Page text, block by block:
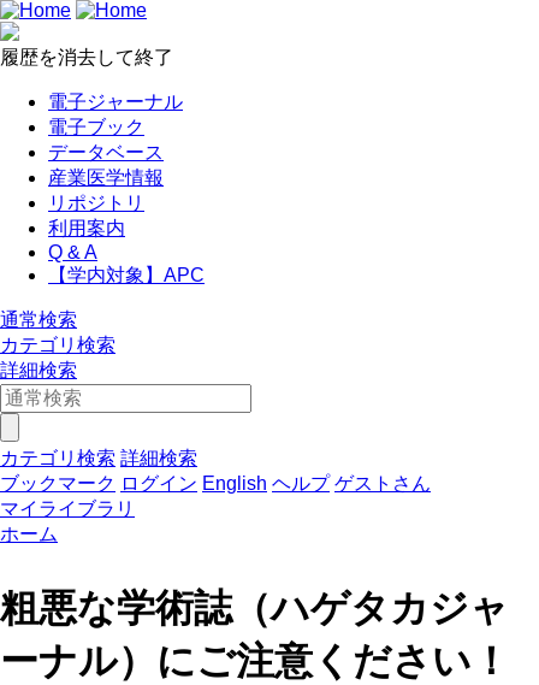
履歴を消去して終了
電子ジャーナル
電子ブック
データベース
産業医学情報
リポジトリ
利用案内
Q & A
【学内対象】APC
通常検索
カテゴリ検索
詳細検索
カテゴリ検索 詳細検索
ブックマーク ログイン English ヘルプ ゲストさん
マイライブラリ
ホーム
粗悪な学術誌（ハゲタカジャ
ーナル）にご注意ください！